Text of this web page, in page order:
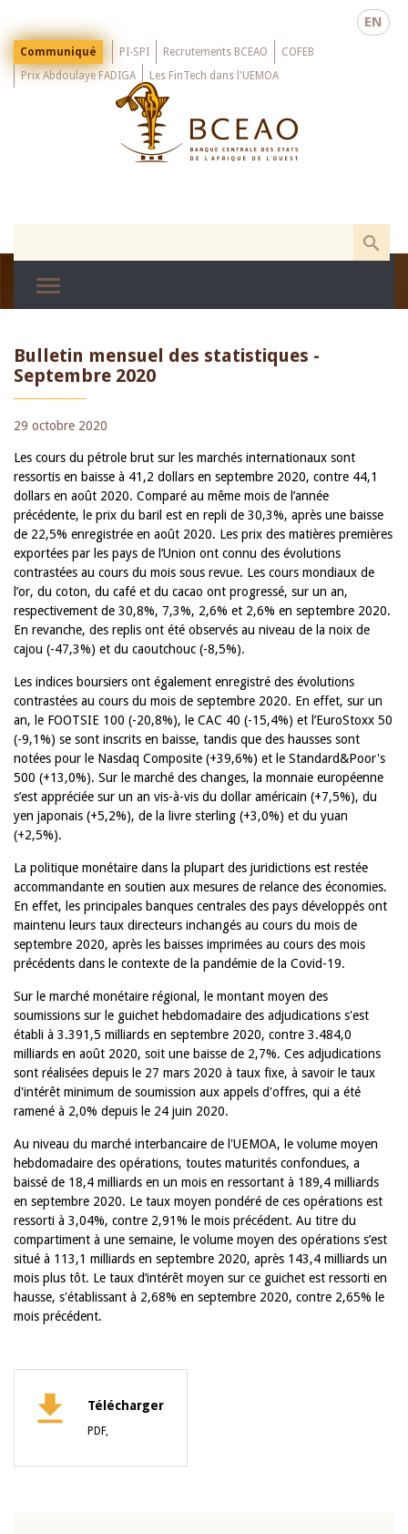
main
EN
Menu
Top
Communiqué PI-SPI Recrutements BCEAO
COFEB
Prix Abdoulaye FADIGA
Les FinTech dans l'UEMOA
Bulletin mensuel des statistiques -
Septembre 2020
29 octobre 2020
Les cours du pétrole brut sur les marchés internationaux sont
ressortis en baisse à 41,2 dollars en septembre 2020, contre 44,1
dollars en août 2020. Comparé au même mois de l’année
précédente, le prix du baril est en repli de 30,3%, après une baisse
de 22,5% enregistrée en août 2020. Les prix des matières premières
exportées par les pays de l’Union ont connu des évolutions
contrastées au cours du mois sous revue. Les cours mondiaux de
l’or, du coton, du café et du cacao ont progressé, sur un an,
respectivement de 30,8%, 7,3%, 2,6% et 2,6% en septembre 2020.
En revanche, des replis ont été observés au niveau de la noix de
cajou (-47,3%) et du caoutchouc (-8,5%).
Les indices boursiers ont également enregistré des évolutions
contrastées au cours du mois de septembre 2020. En effet, sur un
an, le FOOTSIE 100 (-20,8%), le CAC 40 (-15,4%) et l’EuroStoxx 50
(-9,1%) se sont inscrits en baisse, tandis que des hausses sont
notées pour le Nasdaq Composite (+39,6%) et le Standard&Poor's
500 (+13,0%). Sur le marché des changes, la monnaie européenne
s’est appréciée sur un an vis-à-vis du dollar américain (+7,5%), du
yen japonais (+5,2%), de la livre sterling (+3,0%) et du yuan
(+2,5%).
La politique monétaire dans la plupart des juridictions est restée
accommandante en soutien aux mesures de relance des économies.
En effet, les principales banques centrales des pays développés ont
maintenu leurs taux directeurs inchangés au cours du mois de
septembre 2020, après les baisses imprimées au cours des mois
précédents dans le contexte de la pandémie de la Covid-19.
Sur le marché monétaire régional, le montant moyen des
soumissions sur le guichet hebdomadaire des adjudications s'est
établi à 3.391,5 milliards en septembre 2020, contre 3.484,0
milliards en août 2020, soit une baisse de 2,7%. Ces adjudications
sont réalisées depuis le 27 mars 2020 à taux fixe, à savoir le taux
d'intérêt minimum de soumission aux appels d'offres, qui a été
ramené à 2,0% depuis le 24 juin 2020.
Au niveau du marché interbancaire de l'UEMOA, le volume moyen
hebdomadaire des opérations, toutes maturités confondues, a
baissé de 18,4 milliards en un mois en ressortant à 189,4 milliards
en septembre 2020. Le taux moyen pondéré de ces opérations est
ressorti à 3,04%, contre 2,91% le mois précédent. Au titre du
compartiment à une semaine, le volume moyen des opérations s’est
situé à 113,1 milliards en septembre 2020, après 143,4 milliards un
mois plus tôt. Le taux d’intérêt moyen sur ce guichet est ressorti en
hausse, s'établissant à 2,68% en septembre 2020, contre 2,65% le
mois précédent.
Télécharger
PDF,